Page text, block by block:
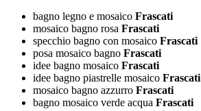
bagno legno e mosaico Frascati
mosaico bagno rosa Frascati
specchio bagno con mosaico Frascati
posa mosaico bagno Frascati
idee bagno mosaico Frascati
idee bagno piastrelle mosaico Frascati
mosaico bagno azzurro Frascati
bagno mosaico verde acqua Frascati